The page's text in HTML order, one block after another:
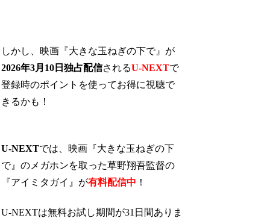
しかし、映画『大きな玉ねぎの下で』が
2026年3月10日独占配信されるU-NEXTで
登録時のポイントを使ってお得に視聴で
きるかも！
U-NEXTでは、映画『大きな玉ねぎの下
で』のメガホンを取った草野翔吾監督の
『アイミタガイ』が有料配信中 ！
U-NEXTは無料お試し期間が31日間ありま